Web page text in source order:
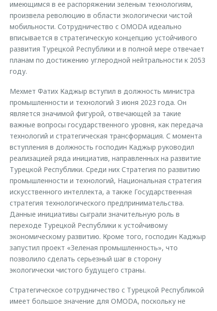
имеющимся в ее распоряжении зеленым технологиям,
произвела революцию в области экологически чистой
мобильности. Сотрудничество с OMODA идеально
вписывается в стратегическую концепцию устойчивого
развития Турецкой Республики и в полной мере отвечает
планам по достижению углеродной нейтральности к 2053
году.
Мехмет Фатих Каджыр вступил в должность министра
промышленности и технологий 3 июня 2023 года. Он
является значимой фигурой, отвечающей за такие
важные вопросы государственного уровня, как передача
технологий и стратегическая трансформация. С момента
вступления в должность господин Каджыр руководил
реализацией ряда инициатив, направленных на развитие
Турецкой Республики. Среди них Стратегия по развитию
промышленности и технологий, Национальная стратегия
искусственного интеллекта, а также Государственная
стратегия технологического предпринимательства.
Данные инициативы сыграли значительную роль в
переходе Турецкой Республики к устойчивому
экономическому развитию. Кроме того, господин Каджыр
запустил проект «Зеленая промышленность», что
позволило сделать серьезный шаг в сторону
экологически чистого будущего страны.
Стратегическое сотрудничество с Турецкой Республикой
имеет большое значение для OMODA, поскольку не